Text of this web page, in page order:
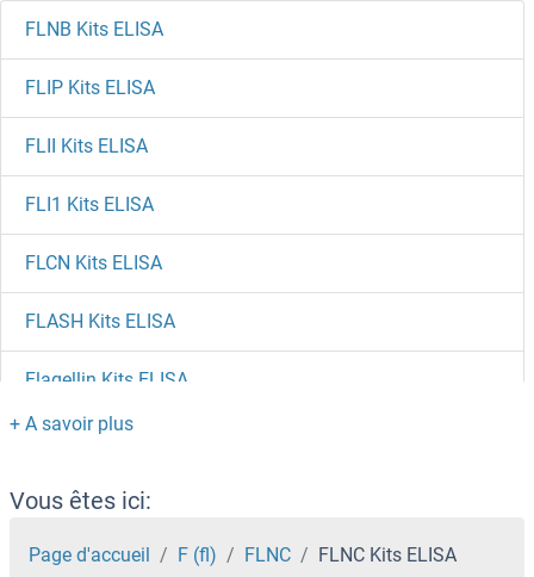
FLNB Kits ELISA
FLIP Kits ELISA
FLII Kits ELISA
FLI1 Kits ELISA
FLCN Kits ELISA
FLASH Kits ELISA
Flagellin Kits ELISA
FKRP Kits ELISA
FKBPL Kits ELISA
FKBP8 Kits ELISA
Vous êtes ici:
Page d'accueil F (fl) FLNC FLNC Kits ELISA